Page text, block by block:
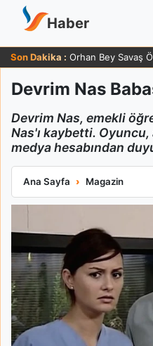
Haber
Son Dakika : Orhan Bey Savaş
Devrim Nas
Devrim Nas, emekli
Nas'ı kaybetti.
medya hesabından
Ana Sayfa Magazin
Devrim Nas Babasını